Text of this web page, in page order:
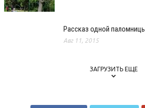
Рассказ одной
Авг 11, 2015
ЗАГРУЗИТЬ ЕЩЕ